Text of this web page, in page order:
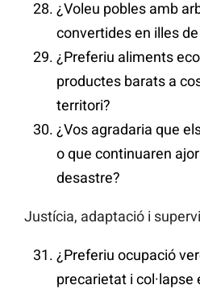
¿Voleu pobles amb
convertides en illes
¿Preferiu aliments
productes barats a
territori?
¿Vos agradaria que
o que continuaren
desastre?
Justícia, adaptació i
¿Preferiu ocupació
precarietat i col·lapse